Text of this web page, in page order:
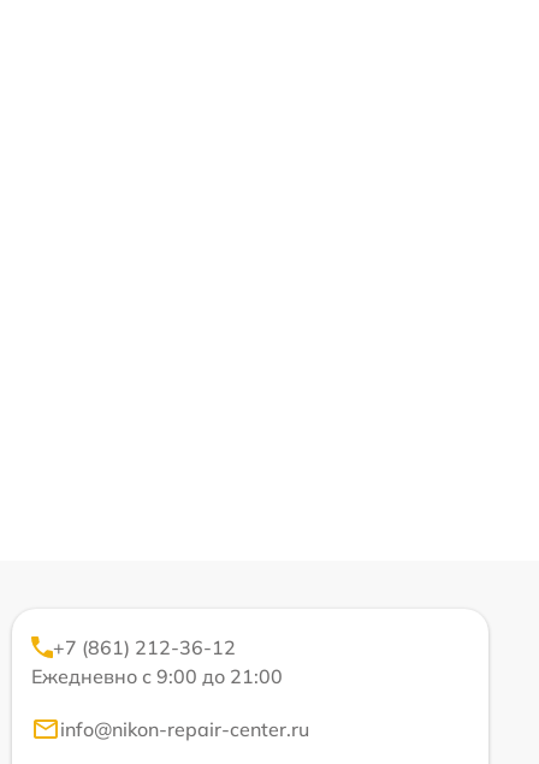
+7 (861) 212-36-12
Ежедневно с 9:00 до 21:00
info@nikon-repair-center.ru